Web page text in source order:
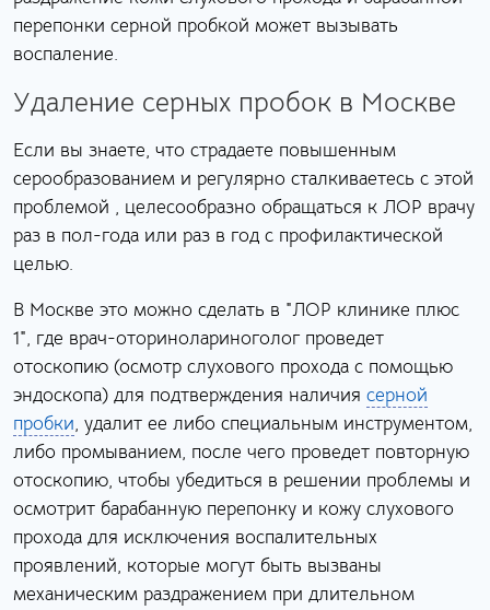
перепонки серной пробкой может вызывать
воспаление.
Удаление серных пробок в Москве
Если вы знаете, что страдаете повышенным
серообразованием и регулярно сталкиваетесь с этой
проблемой , целесообразно обращаться к ЛОР врачу
раз в пол-года или раз в год с профилактической
целью.
В Москве это можно сделать в "ЛОР клинике плюс
1", где врач-оторинолариноголог проведет
отоскопию (осмотр слухового прохода с помощью
эндоскопа) для подтверждения наличия серной
пробки, удалит ее либо специальным инструментом,
либо промыванием, после чего проведет повторную
отоскопию, чтобы убедиться в решении проблемы и
осмотрит барабанную перепонку и кожу слухового
прохода для исключения воспалительных
проявлений, которые могут быть вызваны
механическим раздражением при длительном